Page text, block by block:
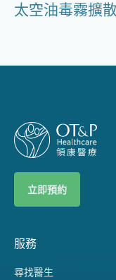
太空油毒霧擴
立即預約
服務
尋找醫生